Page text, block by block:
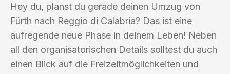
Hey du, planst du gerade deinen Umzug von
Fürth nach Reggio di Calabria? Das ist eine
aufregende neue Phase in deinem Leben! Neben
all den organisatorischen Details solltest du auch
einen Blick auf die Freizeitmöglichkeiten und